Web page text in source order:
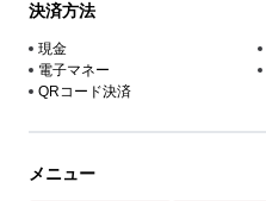
決済方法
現金
電子マネー
QRコード決済
メニュー